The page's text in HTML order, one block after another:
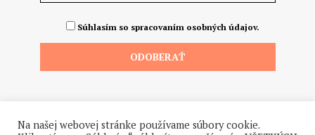
Súhlasím so spracovaním osobných údajov.
Na našej webovej stránke používame súbory cookie.